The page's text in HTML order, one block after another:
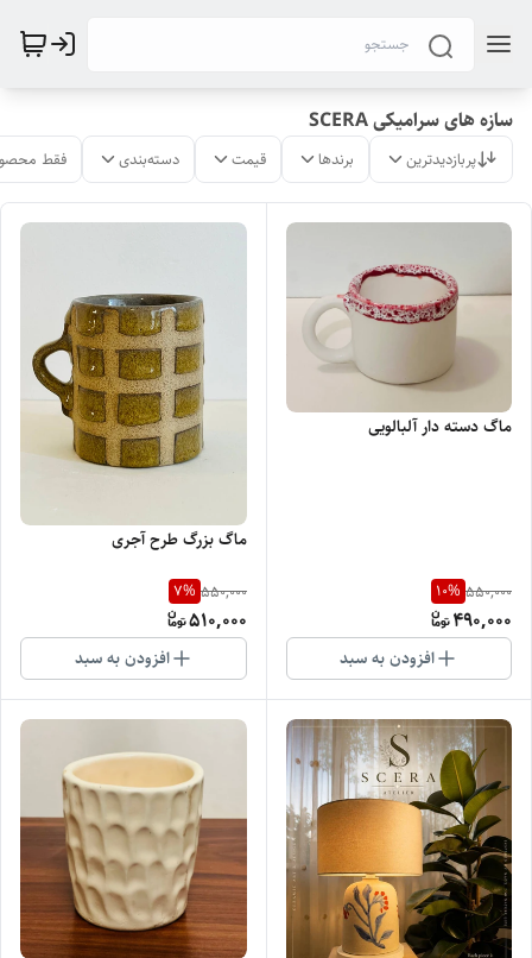
سازه های سرامیکی SCERA
پربازدیدترین برندها قیمت دسته‌بندی فقط
ماگ دسته دار آلبالویی
550,000
10%
490,000
افزودن به سبد
ماگ بزرگ طرح آجری
550,000
7%
510,000
افزودن به سبد